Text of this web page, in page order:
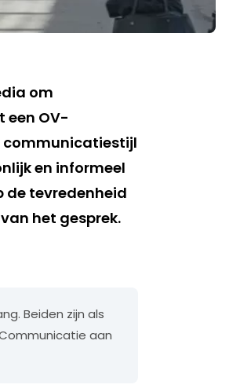
om
een OV-
communicatiestijl
en informeel
de tevredenheid
het gesprek.
Beiden zijn als
aan